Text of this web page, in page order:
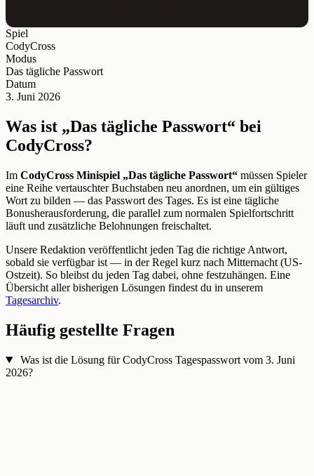
Spiel
CodyCross
Modus
Das tägliche Passwort
Datum
3. Juni 2026
Was ist „Das tägliche Passwort“ bei
CodyCross?
Im CodyCross Minispiel „Das tägliche Passwort“ müssen Spieler
eine Reihe vertauschter Buchstaben neu anordnen, um ein gültiges
Wort zu bilden — das Passwort des Tages. Es ist eine tägliche
Bonusherausforderung, die parallel zum normalen Spielfortschritt
läuft und zusätzliche Belohnungen freischaltet.
Unsere Redaktion veröffentlicht jeden Tag die richtige Antwort,
sobald sie verfügbar ist — in der Regel kurz nach Mitternacht (US-
Ostzeit). So bleibst du jeden Tag dabei, ohne festzuhängen. Eine
Übersicht aller bisherigen Lösungen findest du in unserem
Tagesarchiv.
Häufig gestellte Fragen
Was ist die Lösung für CodyCross Tagespasswort vom 3. Juni
2026?